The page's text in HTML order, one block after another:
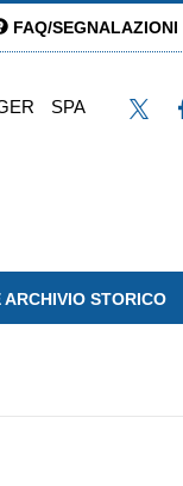
FAQ/SEGNALAZIONI
SPA
STORICO